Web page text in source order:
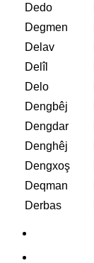
Dedo
Degmen
Delav
Delîl
Delo
Dengbêj
Dengdar
Denghêj
Dengxoş
Deqman
Derbas